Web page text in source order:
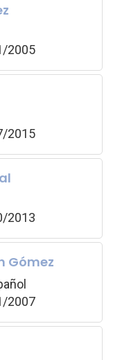
2005
2015
2013
Gómez
2007